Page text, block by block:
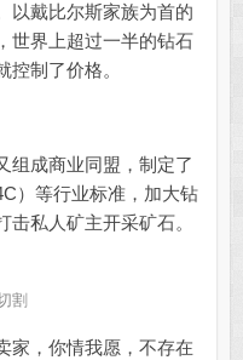
戴比尔斯家族为首的
世界上超过一半的钻石
制了价格。
成商业同盟，制定了
）等行业标准，加大钻
私人矿主开采矿石。
割
，你情我愿，不存在